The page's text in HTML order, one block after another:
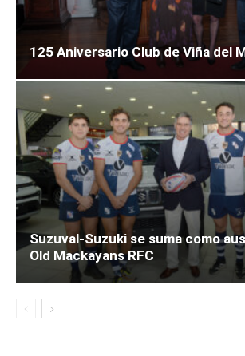
125 Aniversario Club de Viña del
Suzuval-Suzuki se suma como
Old Mackayans RFC